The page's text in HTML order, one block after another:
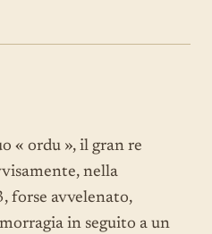
« ordu », il gran re
nella
forse avvelenato,
in seguito a un